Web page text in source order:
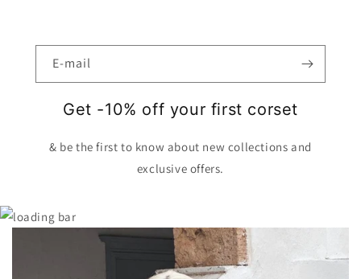
E-mail
Get -10% off your first corset
& be the first to know about new collections and
exclusive offers.